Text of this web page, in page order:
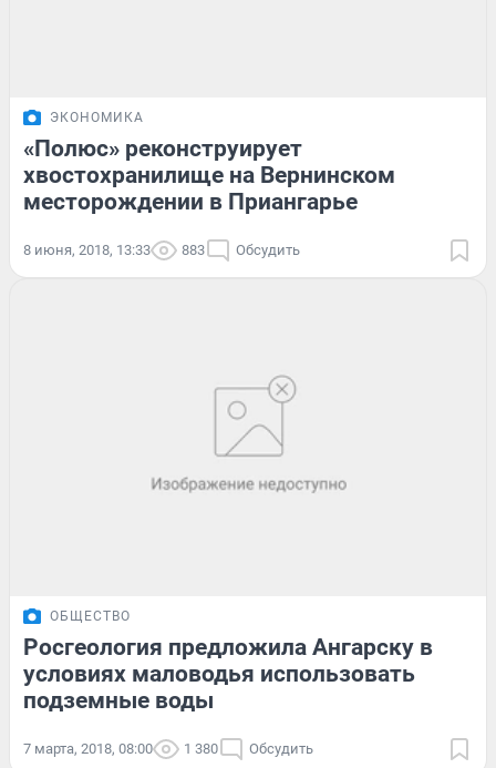
ЭКОНОМИКА
«Полюс» реконструирует
хвостохранилище на Вернинском
месторождении в Приангарье
8 июня, 2018, 13:33 883 Обсудить
ОБЩЕСТВО
Росгеология предложила Ангарску в
условиях маловодья использовать
подземные воды
7 марта, 2018, 08:00 1 380 Обсудить